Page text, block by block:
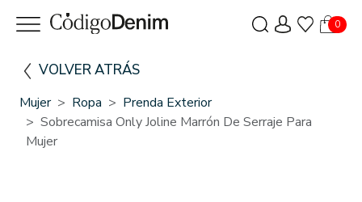
0
VOLVER ATRÁS
Mujer Ropa
Prenda Exterior
Sobrecamisa Only Joline Marrón De Serraje Para
Mujer